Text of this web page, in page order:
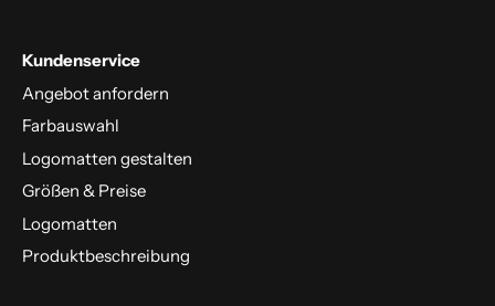
Kundenservice
Angebot anfordern
Farbauswahl
Logomatten gestalten
Größen & Preise
Logomatten
Produktbeschreibung